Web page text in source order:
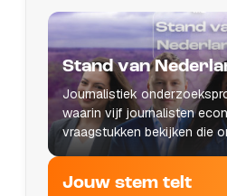
Stand van
Journalistiek
waarin vijf journalisten
vraagstukken bekijken die
leven raken.
Jouw stem telt